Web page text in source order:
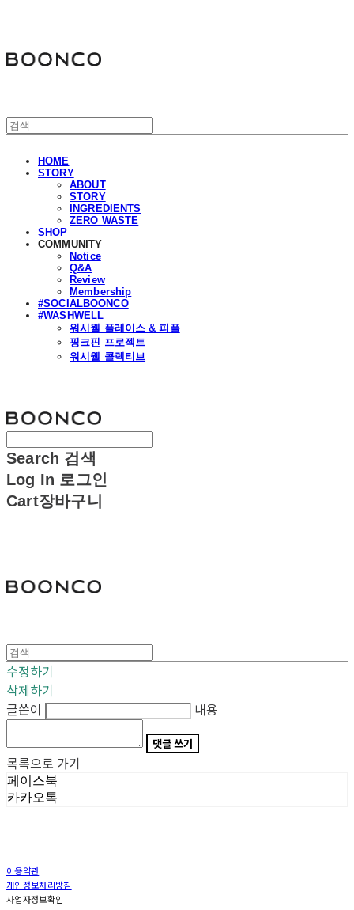
HOME
STORY
ABOUT
STORY
INGREDIENTS
ZERO WASTE
SHOP
COMMUNITY
Notice
Q&A
Review
Membership
#SOCIALBOONCO
#WASHWELL
워시웰 플레이스 & 피플
핑크핀 프로젝트
워시웰 콜렉티브
Search 검색
Log In 로그인
Cart장바구니
수정하기
삭제하기
글쓴이
내용
댓글 쓰기
목록으로 가기
페이스북
카카오톡
이용약관
개인정보처리방침
사업자정보확인